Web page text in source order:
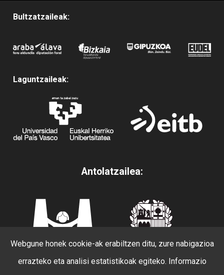
Bultzatzaileak:
Laguntzaileak:
Antolatzailea:
Webgune honek cookie-ak erabiltzen ditu, zure nabigazioa
errazteko eta analisi estatistikoak egiteko. Informazio